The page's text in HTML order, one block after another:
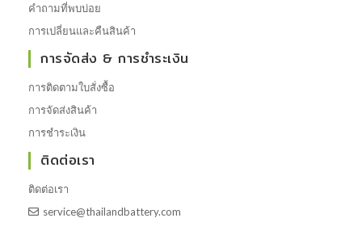
คำถามที่พบบ่อย
การเปลี่ยนและคืนสินค้า
การจัดส่ง & การชำระเงิน
การติดตามใบสั่งซื้อ
การจัดส่งสินค้า
การชำระเงิน
ติดต่อเรา
ติดต่อเรา
service@thailandbattery.com